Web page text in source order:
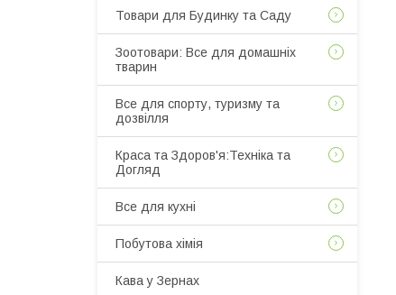
Товари для Будинку та Саду
Зоотовари: Все для домашніх
тварин
Все для спорту, туризму та
дозвілля
Краса та Здоров'я:Техніка та
Догляд
Все для кухні
Побутова хімія
Кава у Зернах